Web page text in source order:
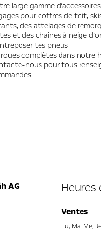
large gamme
pour coffres de toit,
des attelages de
et des chaînes à neige
tes pneus
complètes dans notre
nous pour tous
AG Heures
Ventes
Lu, Ma, Me,